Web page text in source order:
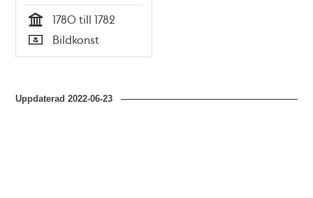
Tid
1780 till 1782
Typ
Bildkonst
Uppdaterad2022-06-23